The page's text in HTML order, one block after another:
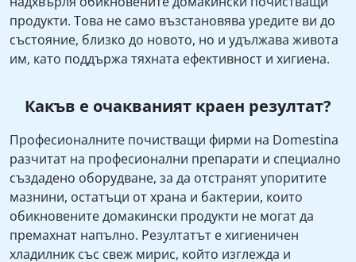
продукти. Това не само възстановява уредите ви до
състояние, близко до новото, но и удължава живота
им, като поддържа тяхната ефективност и хигиена.
Какъв е очакваният краен резултат?
Професионалните почистващи фирми на Domestina
разчитат на професионални препарати и специално
създадено оборудване, за да отстранят упоритите
мазнини, остатъци от храна и бактерии, които
обикновените домакински продукти не могат да
премахнат напълно. Резултатът е хигиеничен
хладилник със свеж мирис, който изглежда и